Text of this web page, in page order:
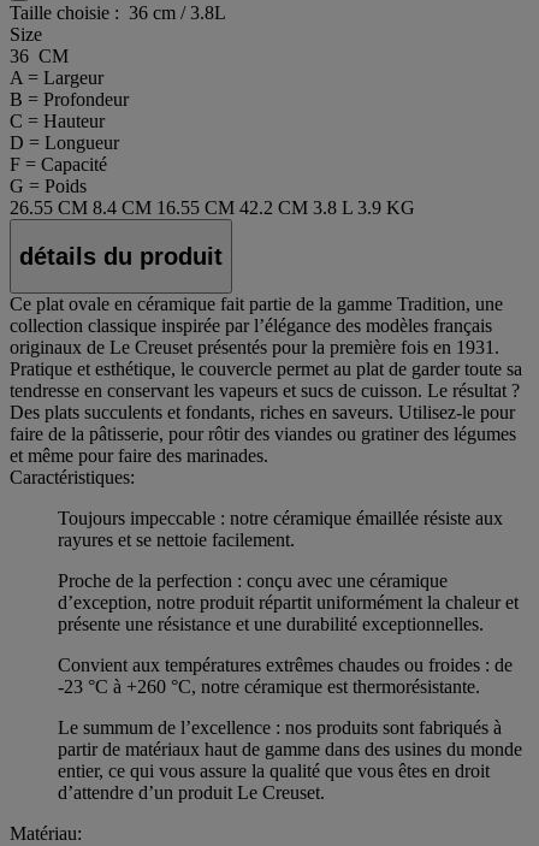
Taille choisie : 36 cm / 3.8L
Size
36 CM
A = Largeur
B = Profondeur
C = Hauteur
D = Longueur
F = Capacité
G = Poids
26.55 CM 8.4 CM 16.55 CM 42.2 CM 3.8 L 3.9 KG
détails du produit
Ce plat ovale en céramique fait partie de la gamme Tradition, une
collection classique inspirée par l’élégance des modèles français
originaux de Le Creuset présentés pour la première fois en 1931.
Pratique et esthétique, le couvercle permet au plat de garder toute sa
tendresse en conservant les vapeurs et sucs de cuisson. Le résultat ?
Des plats succulents et fondants, riches en saveurs. Utilisez-le pour
faire de la pâtisserie, pour rôtir des viandes ou gratiner des légumes
et même pour faire des marinades.
Caractéristiques:
Toujours impeccable : notre céramique émaillée résiste aux
rayures et se nettoie facilement.
Proche de la perfection : conçu avec une céramique
d’exception, notre produit répartit uniformément la chaleur et
présente une résistance et une durabilité exceptionnelles.
Convient aux températures extrêmes chaudes ou froides : de
-23 °C à +260 °C, notre céramique est thermorésistante.
Le summum de l’excellence : nos produits sont fabriqués à
partir de matériaux haut de gamme dans des usines du monde
entier, ce qui vous assure la qualité que vous êtes en droit
d’attendre d’un produit Le Creuset.
Matériau: